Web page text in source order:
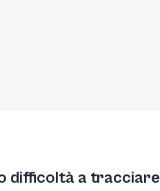
difficoltà a tracciare